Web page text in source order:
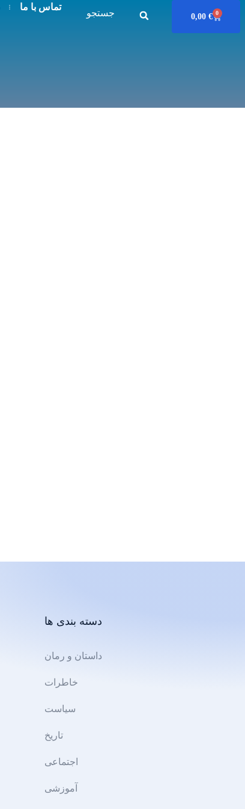
تماس با ما
جستجو 0,00 € 0
دسته بندی ها
داستان و رمان
خاطرات
سیاست
تاریخ
اجتماعی
آموزشی